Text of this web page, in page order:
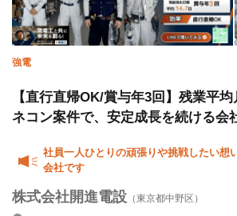
強電
【直行直帰OK/賞与年3回】残業平
ネコン案件で、安定成長を続ける会
社員一人ひとりの頑張りや挑戦したい想
会社です
株式会社開進電設 （東京都中野区）